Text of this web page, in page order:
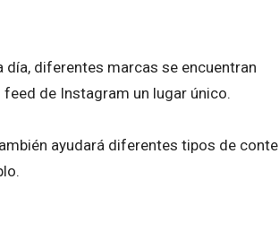
diferentes marcas se encuentran
de Instagram un lugar único.
ayudará diferentes tipos de